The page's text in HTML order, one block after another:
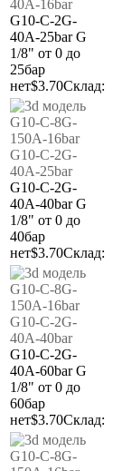
G10-C-2G-
40A-25barG
1/8" от 0 до
25бар
нет$3.70Склад:
G10-C-2G-
40A-40barG
1/8" от 0 до
40бар
нет$3.70Склад:
G10-C-2G-
40A-60barG
1/8" от 0 до
60бар
нет$3.70Склад: